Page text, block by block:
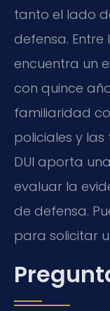
tanto el lado
defensa. Entre
encuentra un
con quince
familiaridad
policiales y
DUI aporta
evaluar la
de defensa.
para solicitar